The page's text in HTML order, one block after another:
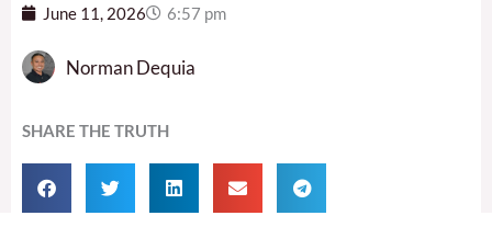
June 11, 2026 6:57 pm
Norman Dequia
SHARE THE TRUTH